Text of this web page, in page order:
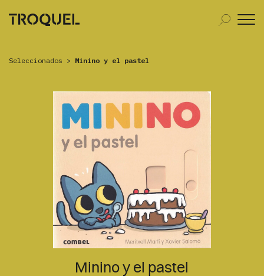
Seleccionados > Minino y el pastel
Minino y el pastel